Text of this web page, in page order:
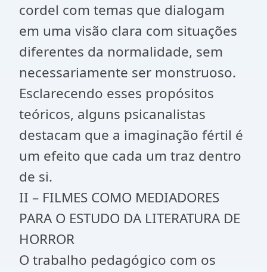
cordel com temas que dialogam
em uma visão clara com situações
diferentes da normalidade, sem
necessariamente ser monstruoso.
Esclarecendo esses propósitos
teóricos, alguns psicanalistas
destacam que a imaginação fértil é
um efeito que cada um traz dentro
de si.
II – FILMES COMO MEDIADORES
PARA O ESTUDO DA LITERATURA DE
HORROR
O trabalho pedagógico com os